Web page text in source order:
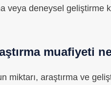
veya deneysel geliştirme
muafiyeti
miktarı, araştırma ve